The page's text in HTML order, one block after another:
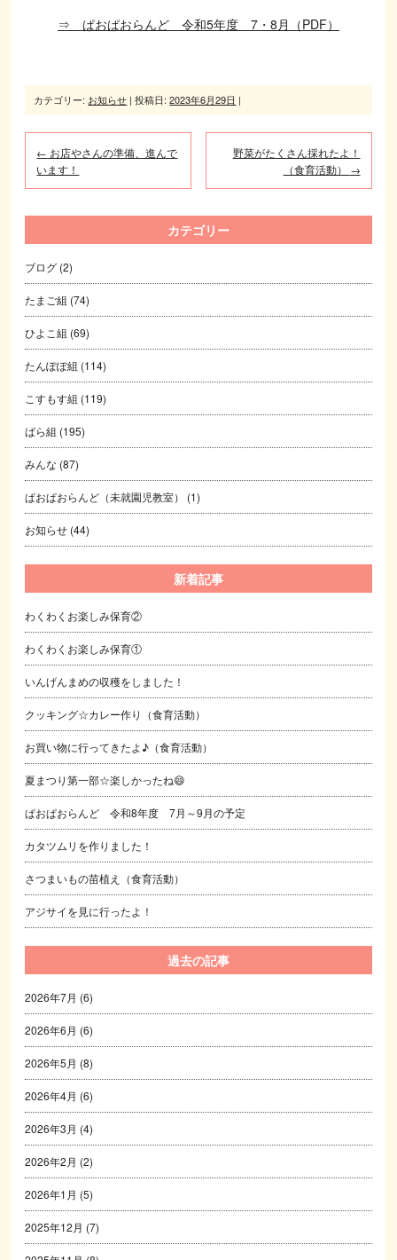
⇒ ぱおぱおらんど 令和5年度 7・8月（PDF）
カテゴリー: お知らせ | 投稿日:2023年6月29日 |
← お店やさんの準備、進んで
います！
野菜がたくさん採れたよ！
（食育活動） →
カテゴリー
ブログ (2)
たまご組 (74)
ひよこ組 (69)
たんぽぽ組 (114)
こすもす組 (119)
ばら組 (195)
みんな (87)
ぱおぱおらんど（未就園児教室） (1)
お知らせ (44)
新着記事
わくわくお楽しみ保育②
わくわくお楽しみ保育①
いんげんまめの収穫をしました！
クッキング☆カレー作り（食育活動）
お買い物に行ってきたよ♪（食育活動）
夏まつり第一部☆楽しかったね😄
ぱおぱおらんど 令和8年度 7月～9月の予定
カタツムリを作りました！
さつまいもの苗植え（食育活動）
アジサイを見に行ったよ！
過去の記事
2026年7月 (6)
2026年6月 (6)
2026年5月 (8)
2026年4月 (6)
2026年3月 (4)
2026年2月 (2)
2026年1月 (5)
2025年12月 (7)